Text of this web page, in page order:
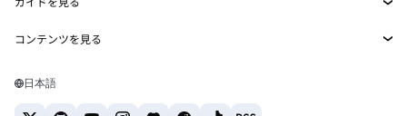
Snaps
Web3サービス
セキュリティ
サポート
キャリア
お問い合わせ
Tetherの価格
ETH→USD
USDT→INR
BTC→INR
ETHの購入
コンテンツを見る
Solanaウォレット
日本語